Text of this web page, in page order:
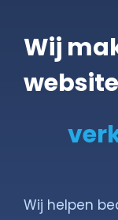
Wij
Wij helpen